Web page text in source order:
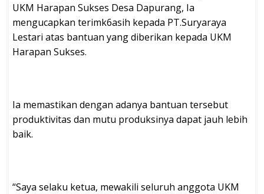
UKM Harapan Sukses Desa Dapurang, Ia
mengucapkan terimk6asih kepada PT.Suryaraya
Lestari atas bantuan yang diberikan kepada UKM
Harapan Sukses.
Ia memastikan dengan adanya bantuan tersebut
produktivitas dan mutu produksinya dapat jauh lebih
baik.
“Saya selaku ketua, mewakili seluruh anggota UKM